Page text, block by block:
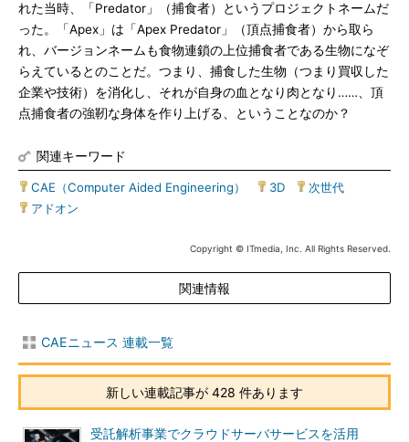
れた当時、「Predator」（捕食者）というプロジェクトネームだ
った。「Apex」は「Apex Predator」（頂点捕食者）から取ら
れ、バージョンネームも食物連鎖の上位捕食者である生物になぞ
らえているとのことだ。つまり、捕食した生物（つまり買収した
企業や技術）を消化し、それが自身の血となり肉となり……、頂
点捕食者の強靭な身体を作り上げる、ということなのか？
関連キーワード
CAE（Computer Aided Engineering） 3D 次世代
アドオン
Copyright © ITmedia, Inc. All Rights Reserved.
関連情報
CAEニュース 連載一覧
新しい連載記事が 428 件あります
受託解析事業でクラウドサーバサービスを活用